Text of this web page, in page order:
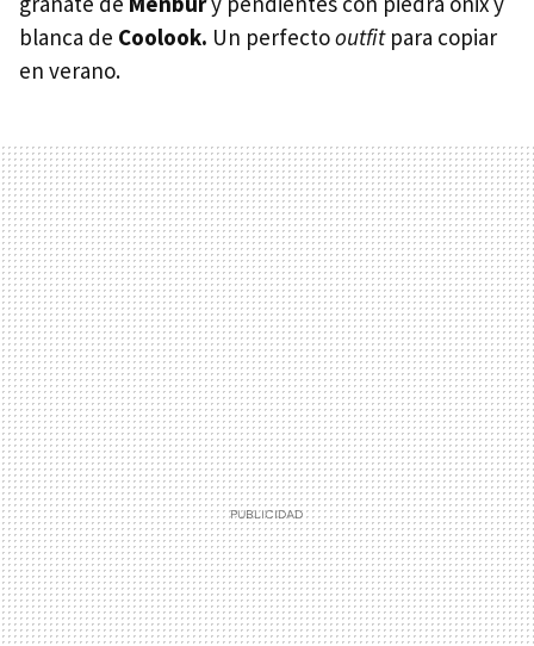
blanca de Coolook. Un perfectooutfitpara copiar
en verano.